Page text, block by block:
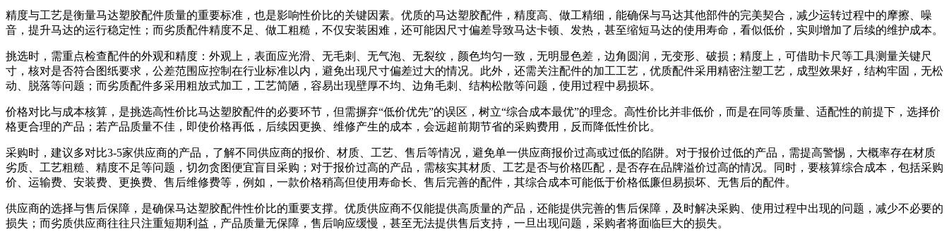
精度与工艺是衡量马达塑胶配件质量的重要标准，也是影响性价比的关键因素。优质的马达塑胶配件，精度高、做工精细，能确保与马达其他部件的完美契合，减少运转过程中的摩擦、噪
音，提升马达的运行稳定性；而劣质配件精度不足、做工粗糙，不仅安装困难，还可能因尺寸偏差导致马达卡顿、发热，甚至缩短马达的使用寿命，看似低价，实则增加了后续的维护成本。
挑选时，需重点检查配件的外观和精度：外观上，表面应光滑、无毛刺、无气泡、无裂纹，颜色均匀一致，无明显色差，边角圆润，无变形、破损；精度上，可借助卡尺等工具测量关键尺
寸，核对是否符合图纸要求，公差范围应控制在行业标准以内，避免出现尺寸偏差过大的情况。此外，还需关注配件的加工工艺，优质配件采用精密注塑工艺，成型效果好，结构牢固，无松
动、脱落等问题；而劣质配件多采用粗放式加工，工艺简陋，容易出现壁厚不均、边角毛刺、结构松散等问题，使用过程中易损坏。
价格对比与成本核算，是挑选高性价比马达塑胶配件的必要环节，但需摒弃“低价优先”的误区，树立“综合成本最优”的理念。高性价比并非低价，而是在同等质量、适配性的前提下，选择价
格更合理的产品；若产品质量不佳，即使价格再低，后续因更换、维修产生的成本，会远超前期节省的采购费用，反而降低性价比。
采购时，建议多对比3-5家供应商的产品，了解不同供应商的报价、材质、工艺、售后等情况，避免单一供应商报价过高或过低的陷阱。对于报价过低的产品，需提高警惕，大概率存在材质
劣质、工艺粗糙、精度不足等问题，切勿贪图便宜盲目采购；对于报价过高的产品，需核实其材质、工艺是否与价格匹配，是否存在品牌溢价过高的情况。同时，要核算综合成本，包括采购
价、运输费、安装费、更换费、售后维修费等，例如，一款价格稍高但使用寿命长、售后完善的配件，其综合成本可能低于价格低廉但易损坏、无售后的配件。
供应商的选择与售后保障，是确保马达塑胶配件性价比的重要支撑。优质供应商不仅能提供高质量的产品，还能提供完善的售后保障，及时解决采购、使用过程中出现的问题，减少不必要的
损失；而劣质供应商往往只注重短期利益，产品质量无保障，售后响应缓慢，甚至无法提供售后支持，一旦出现问题，采购者将面临巨大的损失。